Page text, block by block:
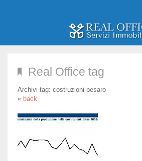
Immobili in vendita
Immobili in affitto
Real Office tag
Archivi tag: costruzioni pesaro
« back